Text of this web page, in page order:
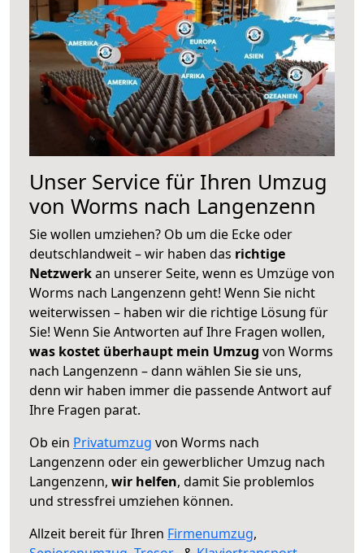
Unser Service für Ihren Umzug
von Worms nach Langenzenn
Sie wollen umziehen? Ob um die Ecke oder
deutschlandweit – wir haben das richtige
Netzwerkan unserer Seite, wenn es Umzüge von
Worms nach Langenzenn geht! Wenn Sie nicht
weiterwissen – haben wir die richtige Lösung für
Sie! Wenn Sie Antworten auf Ihre Fragen wollen,
was kostet überhaupt mein Umzug von Worms
nach Langenzenn – dann wählen Sie sie uns,
denn wir haben immer die passende Antwort auf
Ihre Fragen parat.
Ob ein Privatumzug von Worms nach
Langenzenn oder ein gewerblicher Umzug nach
Langenzenn, wir helfen, damit Sie problemlos
und stressfrei umziehen können.
Allzeit bereit für Ihren Firmenumzug,